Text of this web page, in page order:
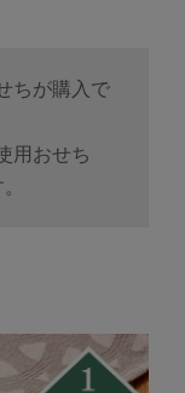
ちが購入で
用おせち